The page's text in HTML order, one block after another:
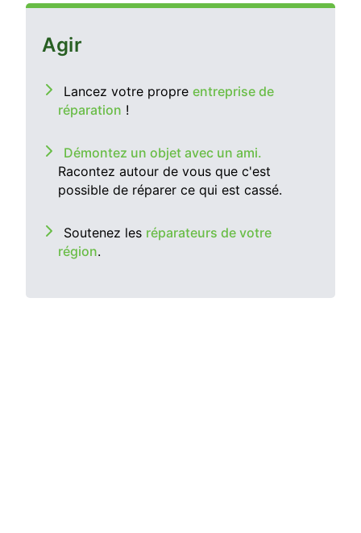
Agir
Lancez votre propreentreprise de
réparation !
Démontez un objet avec un ami.
Racontez autour de vous que c'est
possible de réparer ce qui est cassé.
Soutenez les réparateurs de votre
région.